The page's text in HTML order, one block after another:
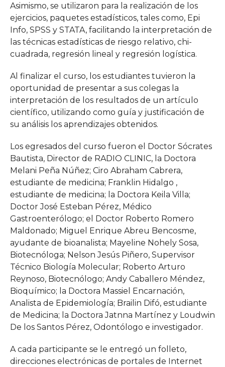
Asimismo, se utilizaron para la realización de los
ejercicios, paquetes estadísticos, tales como, Epi
Info, SPSS y STATA, facilitando la interpretación de
las técnicas estadísticas de riesgo relativo, chi-
cuadrada, regresión lineal y regresión logística.
Al finalizar el curso, los estudiantes tuvieron la
oportunidad de presentar a sus colegas la
interpretación de los resultados de un artículo
científico, utilizando como guía y justificación de
su análisis los aprendizajes obtenidos.
Los egresados del curso fueron el Doctor Sócrates
Bautista, Director de RADIO CLINIC, la Doctora
Melani Peña Núñez; Ciro Abraham Cabrera,
estudiante de medicina; Franklin Hidalgo ,
estudiante de medicina; la Doctora Keila Villa;
Doctor José Esteban Pérez, Médico
Gastroenterólogo; el Doctor Roberto Romero
Maldonado; Miguel Enrique Abreu Bencosme,
ayudante de bioanalista; Mayeline Nohely Sosa,
Biotecnóloga; Nelson Jesús Piñero, Supervisor
Técnico Biología Molecular; Roberto Arturo
Reynoso, Biotecnólogo; Andy Caballero Méndez,
Bioquímico; la Doctora Massiel Encarnación,
Analista de Epidemiología; Brailin Difó, estudiante
de Medicina; la Doctora Jatnna Martínez y Loudwin
De los Santos Pérez, Odontólogo e investigador.
A cada participante se le entregó un folleto,
direcciones electrónicas de portales de Internet